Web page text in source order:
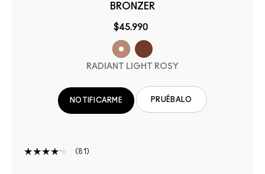
BRONZER
$45.990
RADIANT LIGHT ROSY
NOTIFICARME PRUÉBALO
81